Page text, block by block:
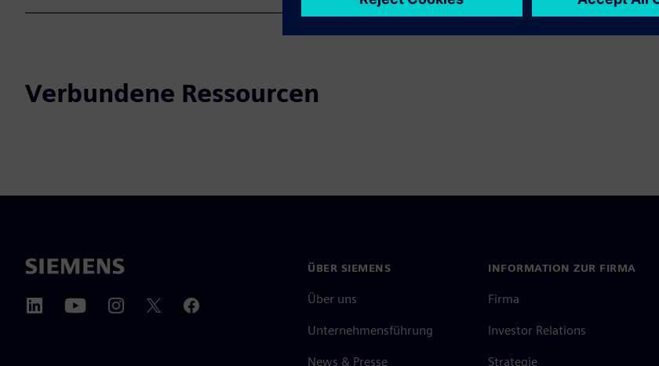
Verbundene Ressourcen
ÜBER SIEMENS
Über uns
Unternehmensführung
News & Presse
INFORMATION ZUR FIRMA
Firma
Investor Relations
Strategie